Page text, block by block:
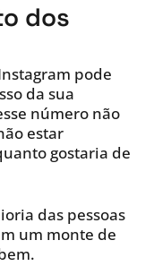
dos
pode
da sua
número não
estar
gostaria de
das pessoas
um monte de